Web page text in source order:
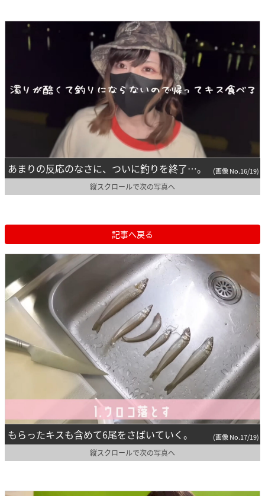
あまりの反応のなさに、ついに釣りを終了…。 (画像 No.16/19)
縦スクロールで次の写真へ
記事へ戻る
もらったキスも含めて6尾をさばいていく。 (画像 No.17/19)
縦スクロールで次の写真へ